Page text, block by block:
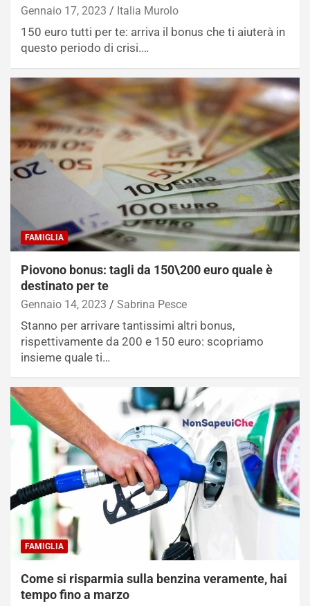
Gennaio 17, 2023 Italia Murolo
150 euro tutti per te: arriva il bonus che ti aiuterà in
questo periodo di crisi.…
FAMIGLIA
Piovono bonus: tagli da 150\200 euro quale è
destinato per te
Gennaio 14, 2023 Sabrina Pesce
Stanno per arrivare tantissimi altri bonus,
rispettivamente da 200 e 150 euro: scopriamo
insieme quale ti…
FAMIGLIA
Come si risparmia sulla benzina veramente, hai
tempo fino a marzo